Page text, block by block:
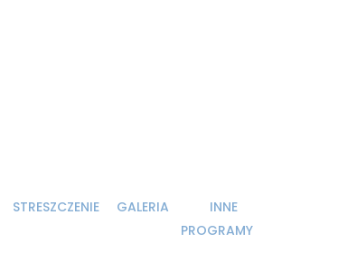
STRESZCZENIE GALERIA
INNE
PROGRAMY